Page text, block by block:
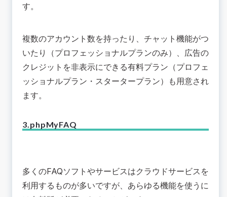
す。
複数のアカウント数を持ったり、チャット機能がつ
いたり（プロフェッショナルプランのみ）、広告の
クレジットを非表示にできる有料プラン（プロフェ
ッショナルプラン・スタータープラン）も用意され
ます。
3.phpMyFAQ
多くのFAQソフトやサービスはクラウドサービスを
利用するものが多いですが、あらゆる機能を使うに